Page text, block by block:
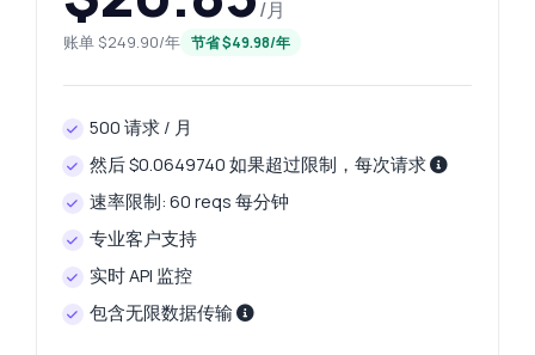
/月
账单 $249.90/年 节省 $49.98/年
500 请求 / 月
然后 $0.0649740 如果超过限制，每次请求
速率限制: 60 reqs 每分钟
专业客户支持
实时 API 监控
包含无限数据传输